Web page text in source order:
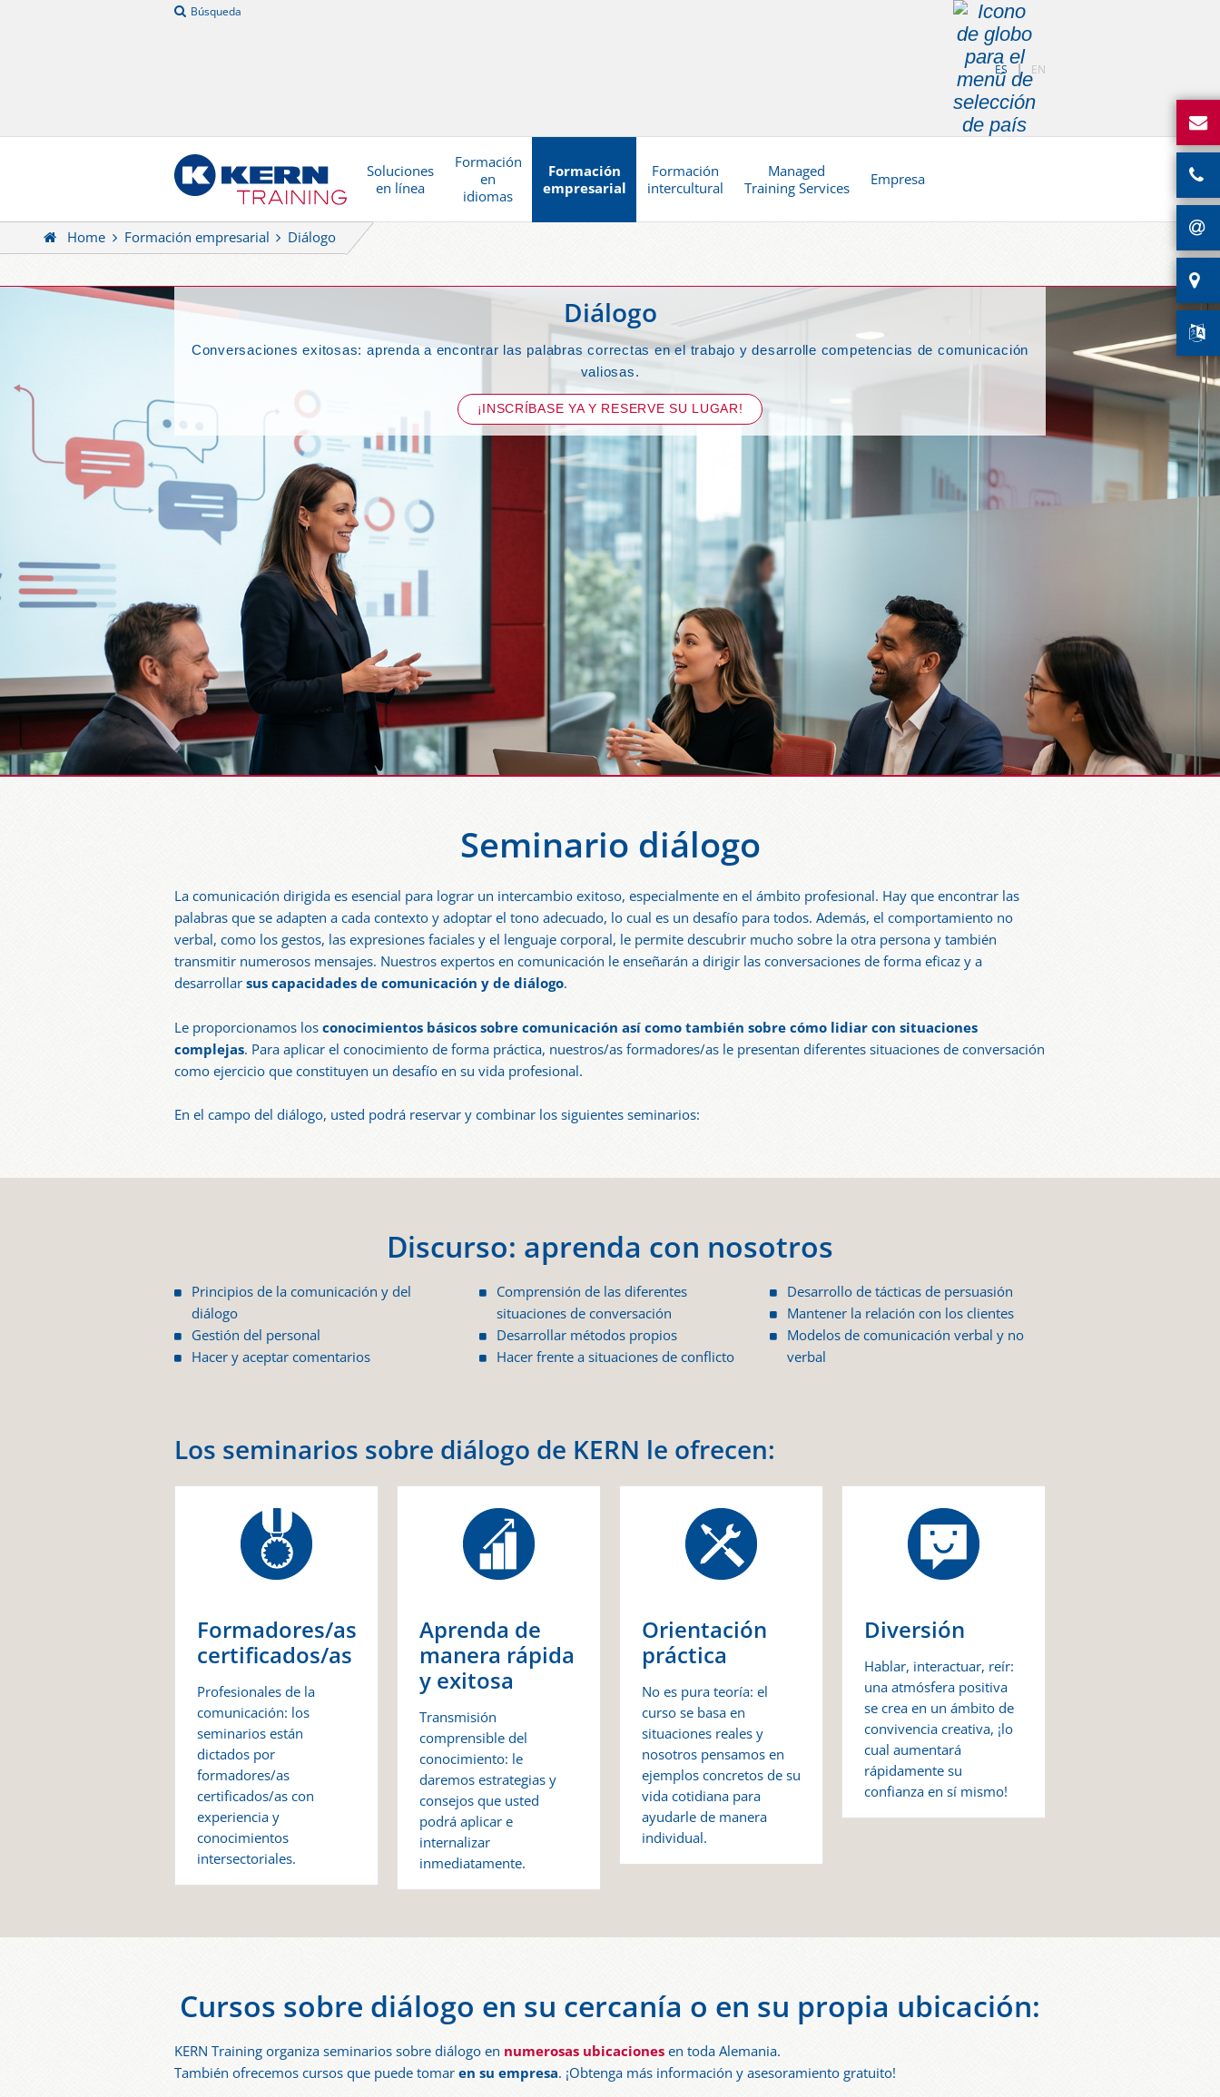
Búsqueda
ES EN
Soluciones
en línea
Formación
en
idiomas
Formación
empresarial
Formación
intercultural
Managed
Training Services
Empresa
Home Formación empresarial Diálogo
Diálogo
Conversaciones exitosas: aprenda a encontrar las palabras correctas en el trabajo y desarrolle competencias de comunicación
valiosas.
¡INSCRÍBASE YA Y RESERVE SU LUGAR!
Seminario diálogo
La comunicación dirigida es esencial para lograr un intercambio exitoso, especialmente en el ámbito profesional. Hay que encontrar las
palabras que se adapten a cada contexto y adoptar el tono adecuado, lo cual es un desafío para todos. Además, el comportamiento no
verbal, como los gestos, las expresiones faciales y el lenguaje corporal, le permite descubrir mucho sobre la otra persona y también
transmitir numerosos mensajes. Nuestros expertos en comunicación le enseñarán a dirigir las conversaciones de forma eficaz y a
desarrollarsus capacidades de comunicación y de diálogo.
Le proporcionamos losconocimientos básicos sobre comunicación así como también sobre cómo lidiar con situaciones
complejas. Para aplicar el conocimiento de forma práctica, nuestros/as formadores/as le presentan diferentes situaciones de conversación
como ejercicio que constituyen un desafío en su vida profesional.
En el campo del diálogo, usted podrá reservar y combinar los siguientes seminarios:
Discurso: aprenda con nosotros
Principios de la comunicación y del
diálogo
Gestión del personal
Hacer y aceptar comentarios
Comprensión de las diferentes
situaciones de conversación
Desarrollar métodos propios
Hacer frente a situaciones de conflicto
Desarrollo de tácticas de persuasión
Mantener la relación con los clientes
Modelos de comunicación verbal y no
verbal
Los seminarios sobre diálogo de KERN le ofrecen:
Formadores/as
certificados/as
Profesionales de la
comunicación: los
seminarios están
dictados por
formadores/as
certificados/as con
experiencia y
conocimientos
intersectoriales.
Aprenda de
manera rápida
y exitosa
Transmisión
comprensible del
conocimiento: le
daremos estrategias y
consejos que usted
podrá aplicar e
internalizar
inmediatamente.
Orientación
práctica
No es pura teoría: el
curso se basa en
situaciones reales y
nosotros pensamos en
ejemplos concretos de su
vida cotidiana para
ayudarle de manera
individual.
Diversión
Hablar, interactuar, reír:
una atmósfera positiva
se crea en un ámbito de
convivencia creativa, ¡lo
cual aumentará
rápidamente su
confianza en sí mismo!
Cursos sobre diálogo en su cercanía o en su propia ubicación:
KERN Training organiza seminarios sobre diálogo en numerosas ubicacionesen toda Alemania.
También ofrecemos cursos que puede tomaren su empresa. ¡Obtenga más información y asesoramiento gratuito!